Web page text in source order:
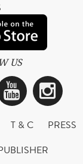
US
T & C
PRESS